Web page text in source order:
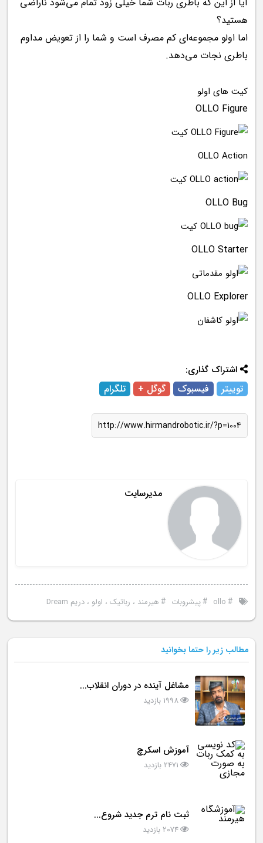
هستید؟
اما اولو مجموعه‌ای کم مصرف است و شما را از تعویض مداوم
باطری نجات می‌دهد.
کیت های اولو
OLLO Figure
OLLO Action
OLLO Bug
OLLO Starter
OLLO Explorer
اشتراک گذاری:
توییتر فیسبوک گوگل + تلگرام
http://www.hirmandrobotic.ir/?p=1004
مدیرسایت
#
ollo
#پیشروبات #هیرمند ، رباتیک ، اولو ، دریم Dream
مطالب زیر را حتما بخوانید
مشاغل آینده در دوران انقلاب...
1998 بازدید
آموزش اسکرچ
2471 بازدید
ثبت نام ترم جدید شروع...
2074 بازدید